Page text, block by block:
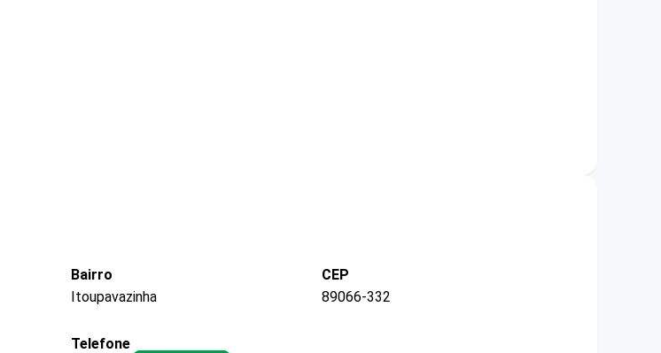
Bairro
Itoupavazinha
CEP
89066-332
Telefone